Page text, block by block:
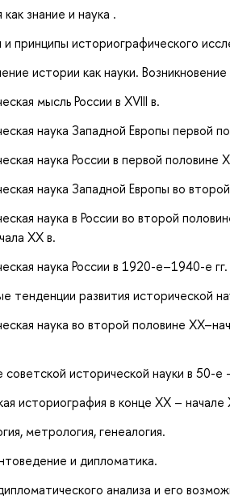
знание и наука .
принципы историографического
истории как науки.
мысль России в XVIII в.
наука Западной Европы первой
наука России в первой половине
наука Западной Европы во
наука в России во второй
ХХ в.
наука России в 1920-е–1940-е
тенденции развития исторической
наука во второй половине
советской исторической науки в 50-е
историография в конце XX – начале
метрология, генеалогия.
и дипломатика.
анализа и его